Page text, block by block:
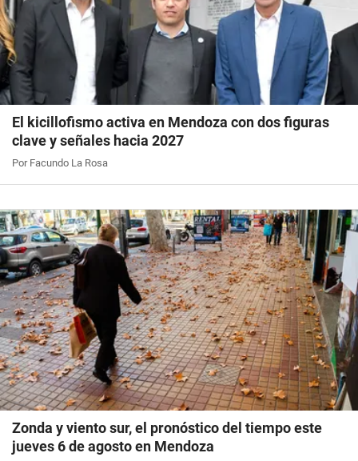
El kicillofismo activa en Mendoza con dos figuras
clave y señales hacia 2027
Por Facundo La Rosa
Zonda y viento sur, el pronóstico del tiempo este
jueves 6 de agosto en Mendoza